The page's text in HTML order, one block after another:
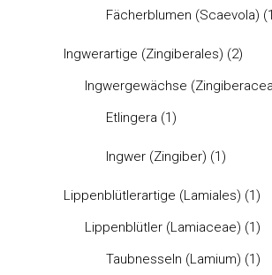
Fächerblumen (Scaevola)
Ingwerartige (Zingiberales) (2)
Ingwergewächse
Etlingera (1)
Ingwer (Zingiber) (1)
Lippenblütlerartige (Lamiales) (1)
Lippenblütler (Lamiaceae) (1)
Taubnesseln (Lamium) (1)